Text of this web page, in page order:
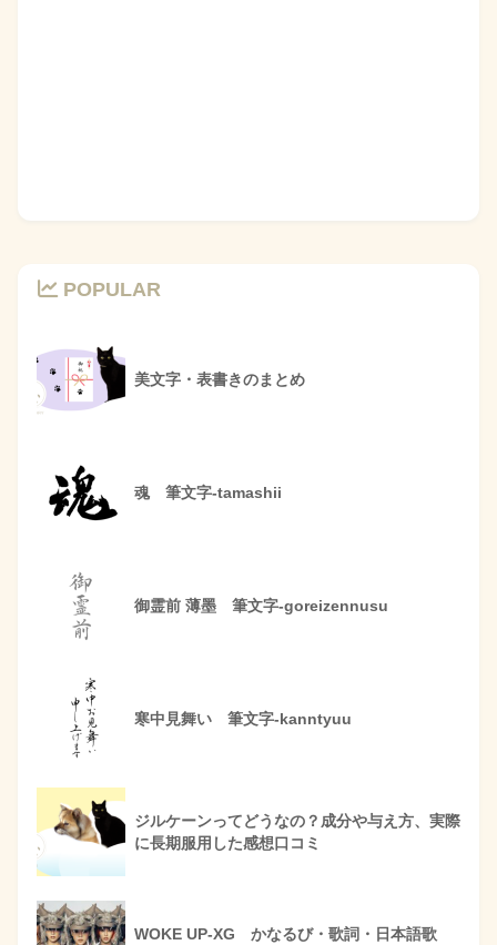
POPULAR
美文字・表書きのまとめ
魂 筆文字-tamashii
御霊前 薄墨 筆文字-goreizennusu
寒中見舞い 筆文字-kanntyuu
ジルケーンってどうなの？成分や与え方、実際
に長期服用した感想口コミ
WOKE UP-XG かなるび・歌詞・日本語歌